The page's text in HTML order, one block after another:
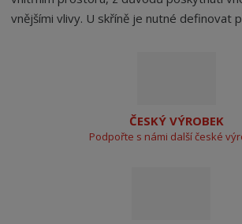
vnějšími vlivy. U skříně je nutné definovat
ČESKÝ VÝROBEK
Podpořte s námi další české